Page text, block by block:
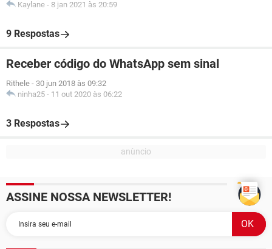
Kaylane - 8 jan 2021 às 20:59
9 Respostas
Receber código do WhatsApp sem sinal
Rithele - 30 jun 2018 às 09:32
ninha25 - 11 out 2020 às 06:22
3 Respostas
ASSINE NOSSA NEWSLETTER!